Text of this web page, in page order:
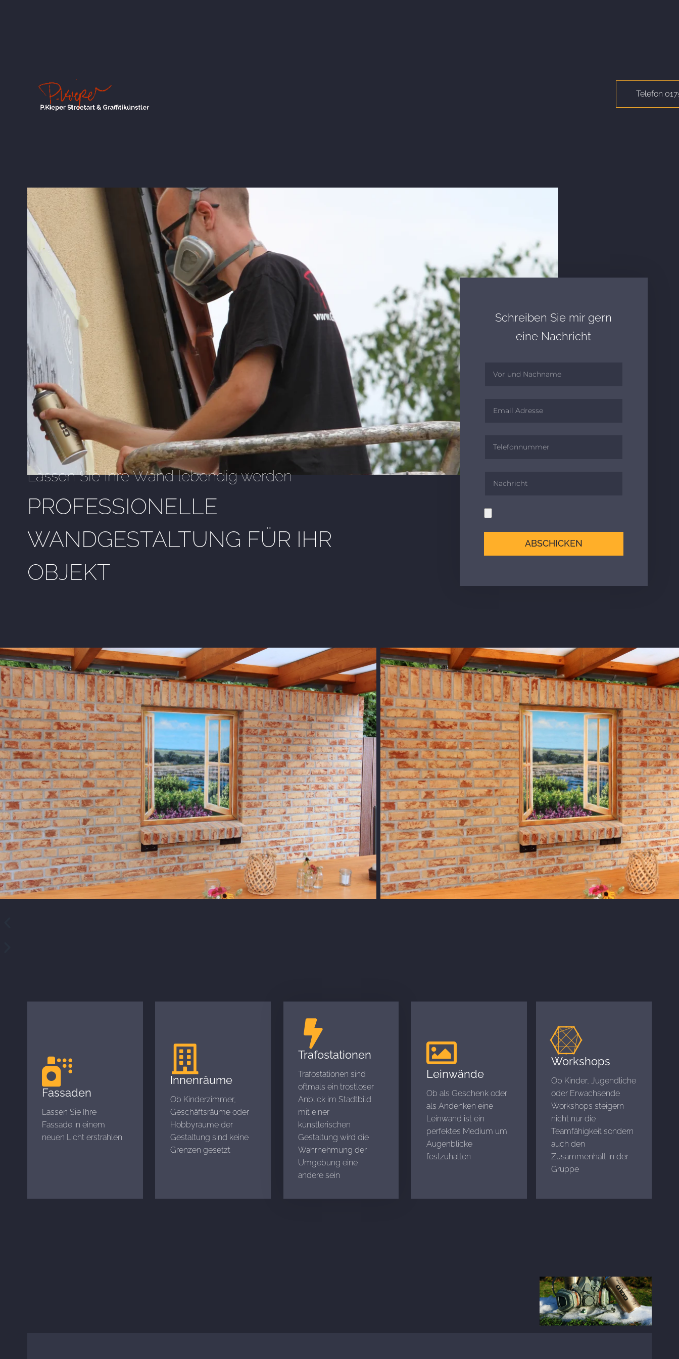
Telefon
Lassen Sie Ihre Wand lebendig werden
PROFESSIONELLE
WANDGESTALTUNG FÜR IHR
OBJEKT
Schreiben Sie mir gern
eine Nachricht
ABSCHICKEN
FENSTER PROVENCE
Fassade
Fenster Illusion Graffiti Künstler Fassade
WEITERE FASSADEN
Fassaden
Lassen Sie Ihre
Fassade in einem
neuen Licht erstrahlen.
Innenräume
Ob Kinderzimmer,
Geschäftsräume oder
Hobbyräume der
Gestaltung sind keine
Grenzen gesetzt
Trafostationen
Trafostationen sind
oftmals ein trostloser
Anblick im Stadtbild
mit einer
künstlerischen
Gestaltung wird die
Wahrnehmung der
Umgebung eine
andere sein
Leinwände
Ob als Geschenk oder
als Andenken eine
Leinwand ist ein
perfektes Medium um
Augenblicke
festzuhalten
Workshops
Ob Kinder, Jugendliche
oder Erwachsende
Workshops steigern
nicht nur die
Teamfähigkeit sondern
auch den
Zusammenhalt in der
Gruppe